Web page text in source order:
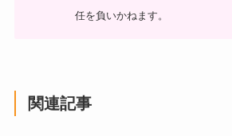
任を負いかねます。
関連記事